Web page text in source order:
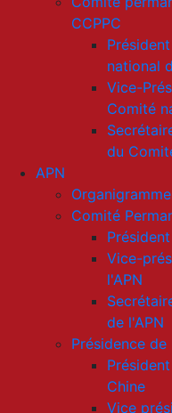
CCPPC
national
Vice-
Comité
du
APN
Comité
Vice-
l'APN
de l'APN
Présidence de
Chine
Vice